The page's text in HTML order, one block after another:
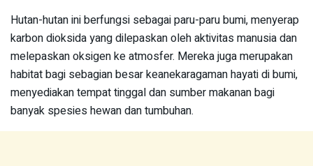
Hutan-hutan ini berfungsi sebagai paru-paru bumi, menyerap
karbon dioksida yang dilepaskan oleh aktivitas manusia dan
melepaskan oksigen ke atmosfer. Mereka juga merupakan
habitat bagi sebagian besar keanekaragaman hayati di bumi,
menyediakan tempat tinggal dan sumber makanan bagi
banyak spesies hewan dan tumbuhan.